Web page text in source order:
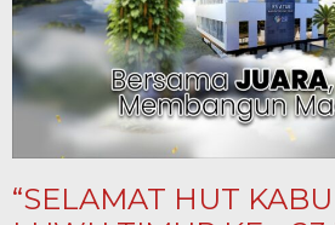
“SELAMAT HUT